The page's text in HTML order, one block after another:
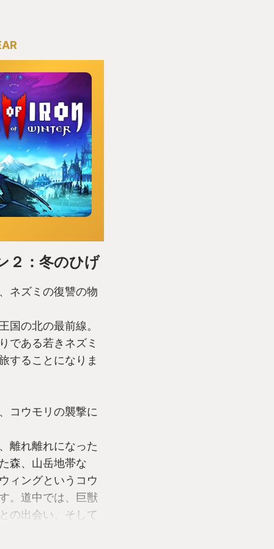
２：冬のひげ
ネズミの復讐の物
国の北の最前線。
である若きネズミ
することになりま
コウモリの襲撃に
離れ離れになった
森、山岳地帯な
ィングというコウ
。道中では、巨獣
の出会い、そして